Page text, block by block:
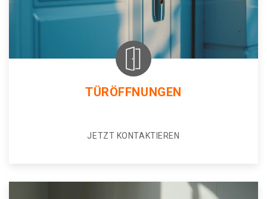
TÜRÖFFNUNGEN
JETZT KONTAKTIEREN